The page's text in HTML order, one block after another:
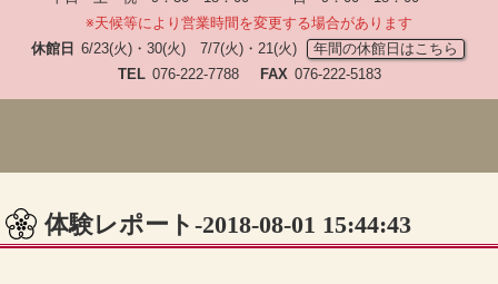
※天候等により営業時間を変更する場合があります
休館日 6/23(火)・30(火) 7/7(火)・21(火)
年間の休館日はこちら
TEL 076-222-7788 FAX 076-222-5183
体験レポート-2018-08-01 15:44:43